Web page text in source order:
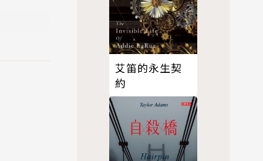
美子不
事深
贏得眾
艾笛的永生契
約